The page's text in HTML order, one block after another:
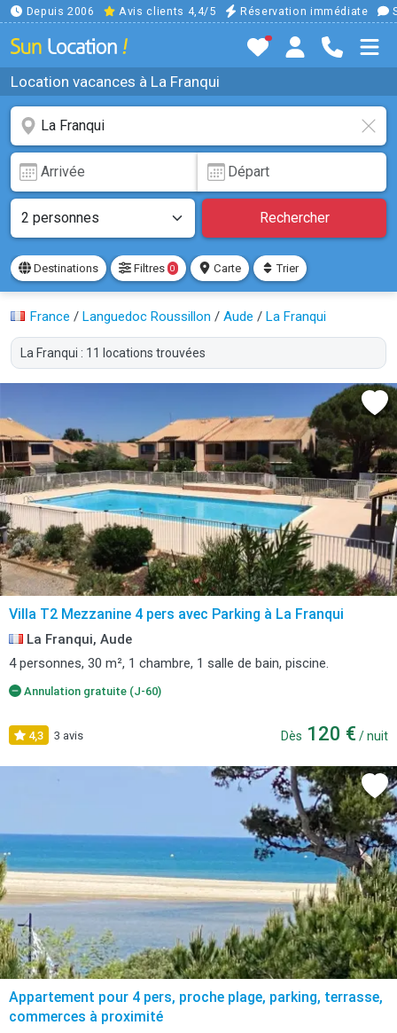
Depuis 2006 Avis clients 4,4/5 Réservation immédiate
Location vacances à La Franqui
Rechercher
Destinations Filtres 0 Carte Trier
France / Languedoc Roussillon / Aude / La Franqui
La Franqui : 11 locations trouvées
Villa T2 Mezzanine 4 pers avec Parking à La Franqui
La Franqui, Aude
4 personnes, 30 m², 1 chambre, 1 salle de bain, piscine.
Annulation gratuite (J-60)
4,3 3 avis Dès 120 € / nuit
Appartement pour 4 pers, proche plage, parking, terrasse,
commerces à proximité